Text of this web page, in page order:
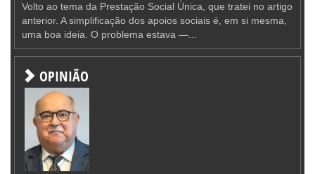
Volto ao tema da Prestação Social Única, que tratei no artigo
anterior. A simplificação dos apoios sociais é, em si mesma,
uma boa ideia. O problema estava —...
OPINIÃO